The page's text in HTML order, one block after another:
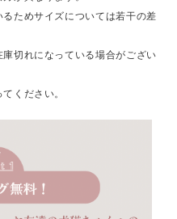
ためサイズについては若干の差
切れになっている場合がござい
ください。